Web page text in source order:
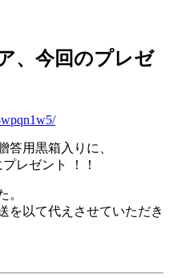
、今回のプレゼ
用黒箱入りに、
レゼント ！！
。
を以て代えさせていただき